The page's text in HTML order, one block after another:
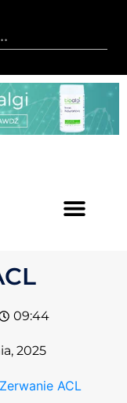
09:44
2025
Zerwanie ACL